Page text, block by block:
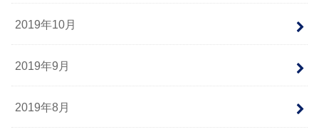
2019年10月
2019年9月
2019年8月